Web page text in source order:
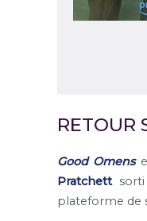
RETOUR
Good Omens
Pratchettsorti
plateforme de